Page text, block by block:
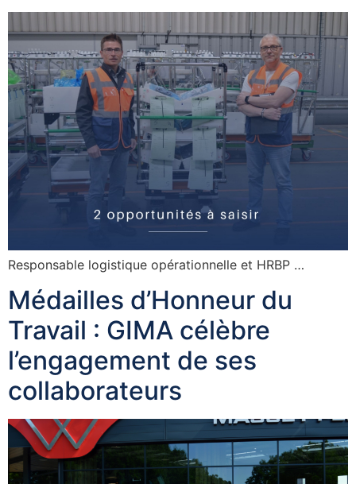
Responsable logistique opérationnelle et HRBP …
Médailles d’Honneur du
Travail : GIMA célèbre
l’engagement de ses
collaborateurs